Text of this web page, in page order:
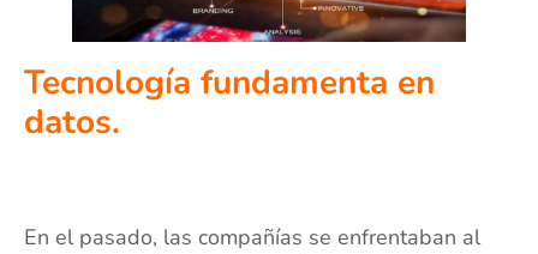
Tecnología fundamenta en
datos.
En el pasado, las compañías se enfrentaban al